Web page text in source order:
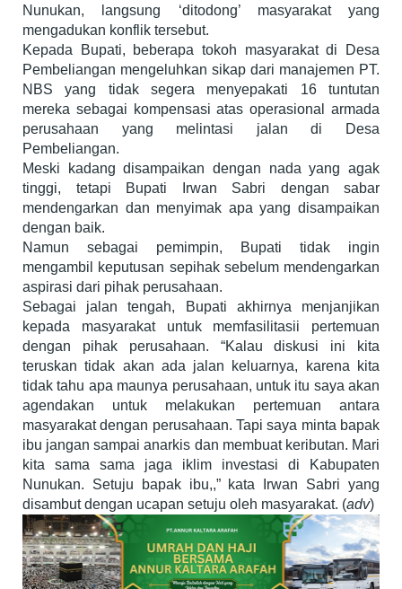
Nunukan, langsung ‘ditodong’ masyarakat yang
mengadukan konflik tersebut.
Kepada Bupati, beberapa tokoh masyarakat di Desa
Pembeliangan mengeluhkan sikap dari manajemen PT.
NBS yang tidak segera menyepakati 16 tuntutan
mereka sebagai kompensasi atas operasional armada
perusahaan yang melintasi jalan di Desa
Pembeliangan.
Meski kadang disampaikan dengan nada yang agak
tinggi, tetapi Bupati Irwan Sabri dengan sabar
mendengarkan dan menyimak apa yang disampaikan
dengan baik.
Namun sebagai pemimpin, Bupati tidak ingin
mengambil keputusan sepihak sebelum mendengarkan
aspirasi dari pihak perusahaan.
Sebagai jalan tengah, Bupati akhirnya menjanjikan
kepada masyarakat untuk memfasilitasii pertemuan
dengan pihak perusahaan. “Kalau diskusi ini kita
teruskan tidak akan ada jalan keluarnya, karena kita
tidak tahu apa maunya perusahaan, untuk itu saya akan
agendakan untuk melakukan pertemuan antara
masyarakat dengan perusahaan. Tapi saya minta bapak
ibu jangan sampai anarkis dan membuat keributan. Mari
kita sama sama jaga iklim investasi di Kabupaten
Nunukan. Setuju bapak ibu,,” kata Irwan Sabri yang
disambut dengan ucapan setuju oleh masyarakat. (adv)